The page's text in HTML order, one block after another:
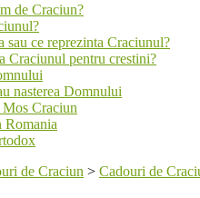
de Craciun?
sau ce reprezinta Craciunul?
Craciunul pentru crestini?
nasterea Domnului
Craciun
Romania
de Craciun > Cadouri de